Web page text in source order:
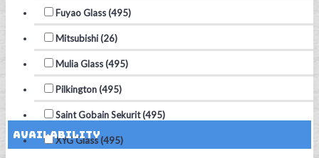
Fuyao Glass (495)
Mitsubishi (26)
Mulia Glass (495)
Pilkington (495)
Saint Gobain Sekurit (495)
XYG Glass (495)
Availability